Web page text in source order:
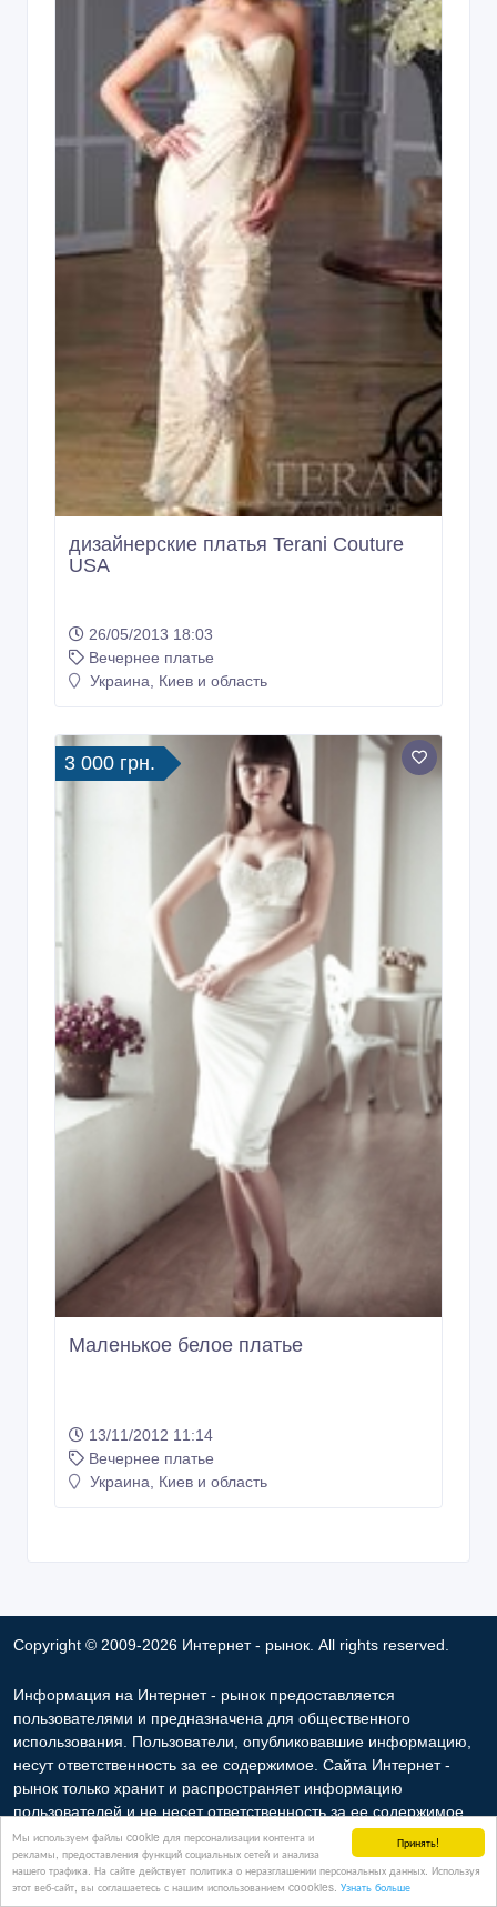
Принять!
Мы используем файлы cookie для персонализации контента и
рекламы, предоставления функций социальных сетей и анализа
нашего трафика. На сайте действует политика о неразглашении персональных данных. Используя
этот веб-сайт, вы соглашаетесь с нашим использованием coookies. Узнать больше
дизайнерские платья Terani Couture
USA
26/05/2013 18:03
Вечернее платье
Украина, Киев и область
3 000 грн.
Маленькое белое платье
13/11/2012 11:14
Вечернее платье
Украина, Киев и область
Copyright © 2009-2026 Интернет - рынок. All rights reserved.
Информация на Интернет - рынок предоставляется
пользователями и предназначена для общественного
использования. Пользователи, опубликовавшие информацию,
несут ответственность за ее содержимое. Сайта Интернет -
рынок только хранит и распространяет информацию
пользователей и не несет ответственность за ее содержимое.
Мы не продаем и не предоставляем во временное
пользование частную информацию зарегистрированных
пользователей Интернет - рынок третьим лицам. Но мы можем